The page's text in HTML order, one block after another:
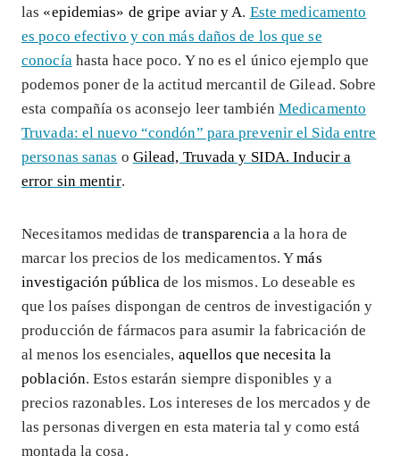
las «epidemias» de gripe aviar y A. Este medicamento
es poco efectivo y con más daños de los que se
conocía hasta hace poco. Y no es el único ejemplo que
podemos poner de la actitud mercantil de Gilead. Sobre
esta compañía os aconsejo leer también Medicamento
Truvada: el nuevo “condón” para prevenir el Sida entre
personas sanas o Gilead, Truvada y SIDA. Inducir a
error sin mentir.
Necesitamos medidas detransparencia a la hora de
marcar los precios de los medicamentos. Ymás
investigación pública de los mismos. Lo deseable es
que los países dispongan de centros de investigación y
producción de fármacos para asumir la fabricación de
al menos los esenciales, aquellos que necesita la
población. Estos estarán siempre disponibles y a
precios razonables. Los intereses de los mercados y de
las personas divergen en esta materia tal y como está
montada la cosa.